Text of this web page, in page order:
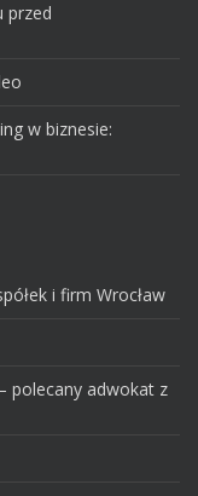
przed
w biznesie:
i firm Wrocław
polecany adwokat z